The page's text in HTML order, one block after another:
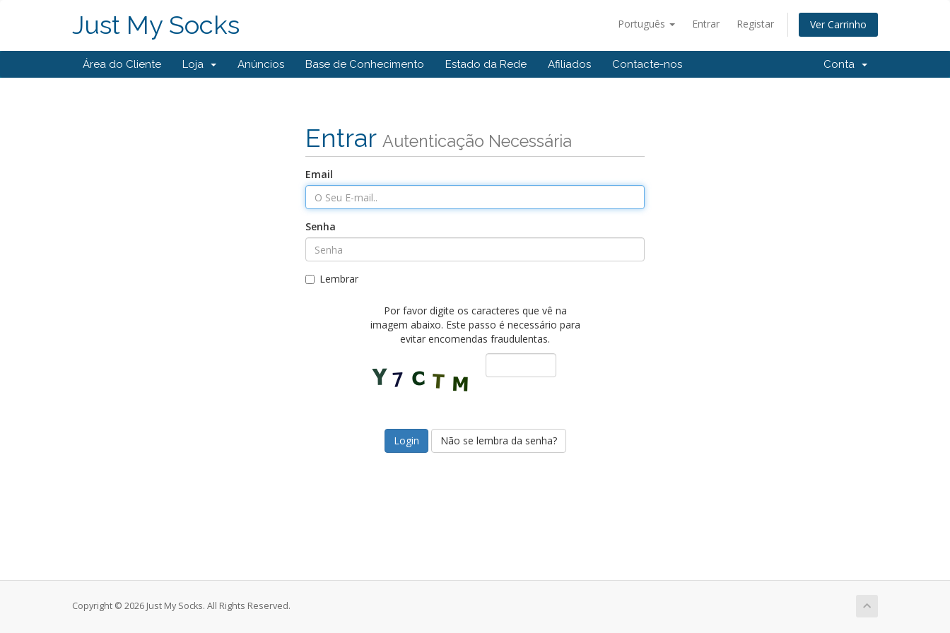
Português Entrar Registar Ver Carrinho
Just My Socks
Área do Cliente Loja Anúncios Base de Conhecimento Estado da Rede Afiliados Contacte-nos Conta
Entrar Autenticação Necessária
Email
Senha
Lembrar
Por favor digite os caracteres que vê na
imagem abaixo. Este passo é necessário para
evitar encomendas fraudulentas.
Não se lembra da senha?
Copyright © 2026 Just My Socks. All Rights Reserved.